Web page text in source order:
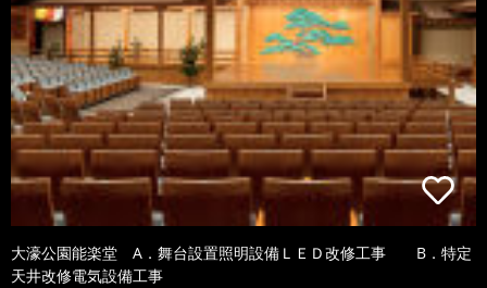
大濠公園能楽堂 A．舞台設置照明設備ＬＥＤ改修工事 B．特定
天井改修電気設備工事